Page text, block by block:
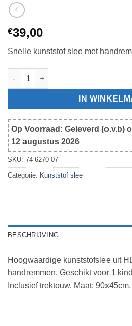
€39,00
Snelle kunststof slee met
Stiga Snow Pacer Roze aantal
IN
Op Voorraad: Geleverd (o.v.b)
12 augustus 2026
SKU: 74-6270-07
Categorie: Kunststof slee
BESCHRIJVING
Hoogwaardige kunststofslee uit
handremmen. Geschikt voor 1
Inclusief trektouw. Maat: